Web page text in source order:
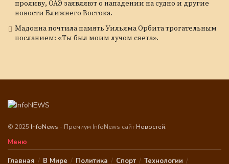
проливу, ОАЭ заявляют о нападении на судно и другие
новости Ближнего Востока.
Мадонна почтила память Уильяма Орбита трогательным
посланием: «Ты был моим лучом света».
© 2025 InfoNews - Премиум InfoNews сайт Новостей.
Меню
Главная В Мире Политика Спорт Технологии